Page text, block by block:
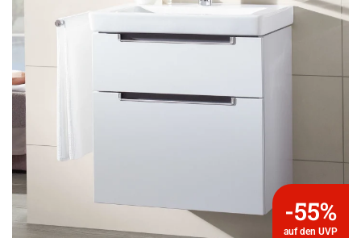
-55%
auf den UVP